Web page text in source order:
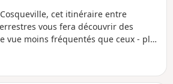
cet itinéraire entre
vous fera découvrir des
vue moins fréquentés que ceux - plus
Fermanville (Lévy et Pignot).